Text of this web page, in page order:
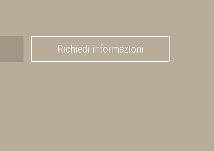
Richiedi informazioni